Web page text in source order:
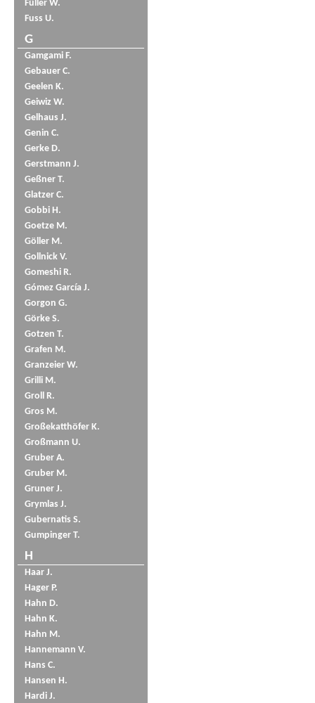
Füller W.
Fuss U.
G
Gamgami F.
Gebauer C.
Geelen K.
Geiwiz W.
Gelhaus J.
Genin C.
Gerke D.
Gerstmann J.
Geßner T.
Glatzer C.
Gobbi H.
Goetze M.
Göller M.
Gollnick V.
Gomeshi R.
Gómez García J.
Gorgon G.
Görke S.
Gotzen T.
Grafen M.
Granzeier W.
Grilli M.
Groll R.
Gros M.
Großekatthöfer K.
Großmann U.
Gruber A.
Gruber M.
Gruner J.
Grymlas J.
Gubernatis S.
Gumpinger T.
H
Haar J.
Hager P.
Hahn D.
Hahn K.
Hahn M.
Hannemann V.
Hans C.
Hansen H.
Hardi J.